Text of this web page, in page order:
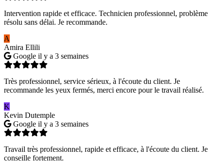
Intervention rapide et efficace. Technicien professionnel, problème
résolu sans délai. Je recommande.
A
Amira Ellili
Google il y a 3 semaines
Très professionnel, service sérieux, à l'écoute du client. Je
recommande les yeux fermés, merci encore pour le travail réalisé.
K
Kevin Dutemple
Google il y a 3 semaines
Travail très professionnel, rapide et efficace, à l'écoute du client. Je
conseille fortement.